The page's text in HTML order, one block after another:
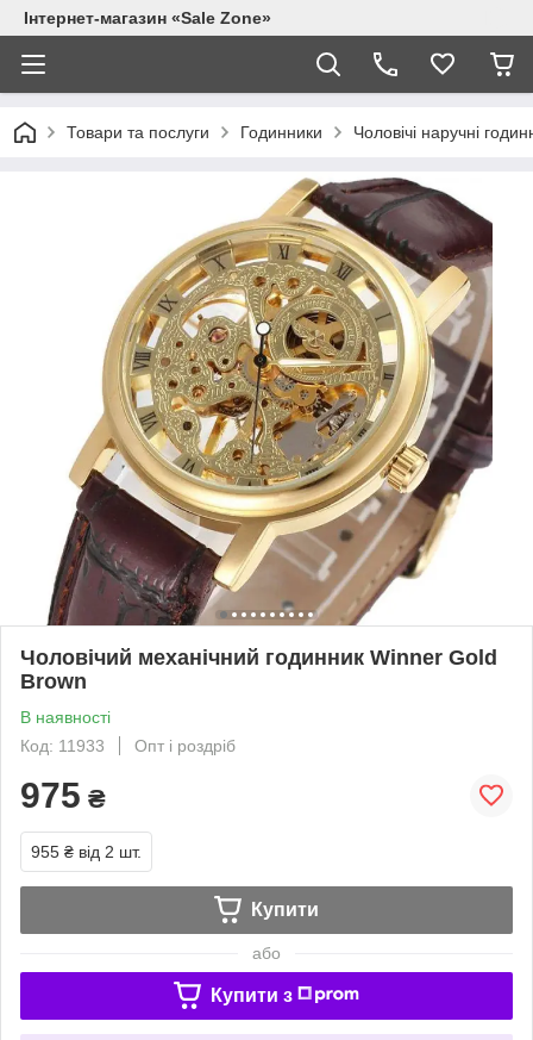
Інтернет-магазин «Sale Zone»
Товари та послуги Годинники Чоловічі наручні
Чоловічий механічний годинник Winner Gold
Brown
В наявності
Код: 11933
Опт і роздріб
975 ₴
955 ₴ від 2 шт.
Купити
або
Купити з